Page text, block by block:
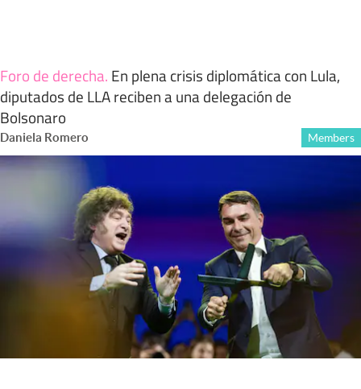
Foro de derecha. En plena crisis diplomática con Lula,
diputados de LLA reciben a una delegación de
Bolsonaro
Daniela Romero Members